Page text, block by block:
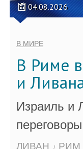
04.08.2026
В МИРЕ
В Риме
и
Израиль и
ЛИВАН РИМ